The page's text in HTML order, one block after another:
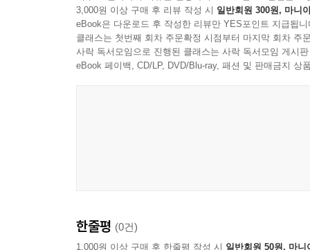
3,000원 이상 구매 후 리뷰 작성 시 일반회원 300원, 마니
eBook은 다운로드 후 작성한 리뷰만 YES포인트 지급됩니
클래스는 첫번째 회차 주문확정 시점부터 마지막 회차 주
사락 독서모임으로 진행된 클래스는 사락 독서모임 게시
eBook 페이백, CD/LP, DVD/Blu-ray, 패션 및 판매금지 상
한줄평 (0건)
1,000원 이상 구매 후 한줄평 작성 시 일반회원 50원, 마니